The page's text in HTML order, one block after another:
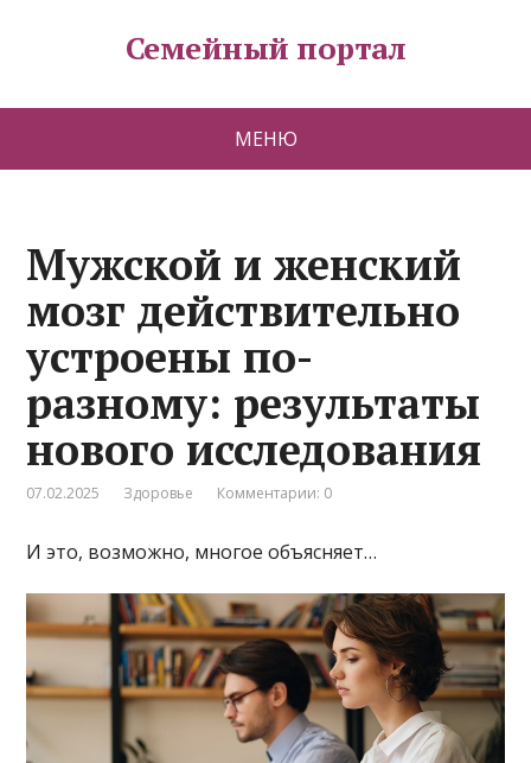
Семейный портал
МЕНЮ
Мужской и женский
мозг действительно
устроены по-
разному: результаты
нового исследования
07.02.2025 Здоровье Комментарии: 0
И это, возможно, многое объясняет…